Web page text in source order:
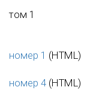
том 1
номер 1 (HTML)
номер 4 (HTML)